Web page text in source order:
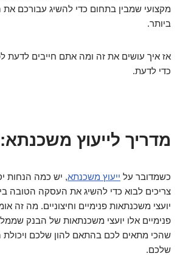
מקצועי שמבין בתחום כדי להשיג עבורכם
ביותר.
אז איך עושים את זה ומה אתם חייבים לדעת
כדי לדעת.
מדריך לייעוץ משכנתא:
כשמדובר על ייעוץ משכנתא, יש כמה הנחות
צריכים לבוא כדי להשיג את העסקה הטובה
יועצי משכנתאות פנימיים וחיצוניים. מה זה
פנימיים אלו יועצי משכנתאות של הבנק
שהכי מתאים לכם בהתאם להון שלכם
שלכם.